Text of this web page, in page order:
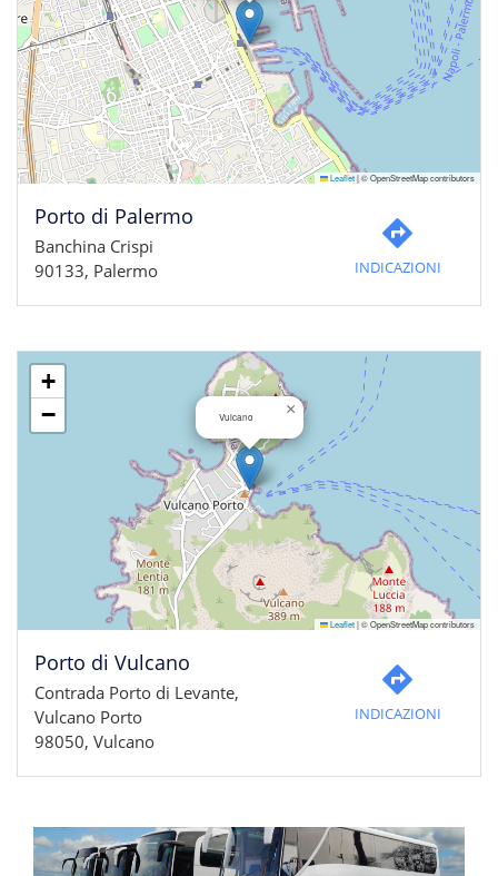
Leaflet|© OpenStreetMap contributors
Porto di Palermo
Banchina Crispi
90133, Palermo
INDICAZIONI
Vulcano ×
+
−
Leaflet|© OpenStreetMap contributors
Porto di Vulcano
Contrada Porto di Levante,
Vulcano Porto
98050, Vulcano
INDICAZIONI